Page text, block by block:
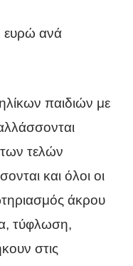
ευρώ ανά
παιδιών με
τελών
και όλοι οι
άκρου
τύφλωση,
στις